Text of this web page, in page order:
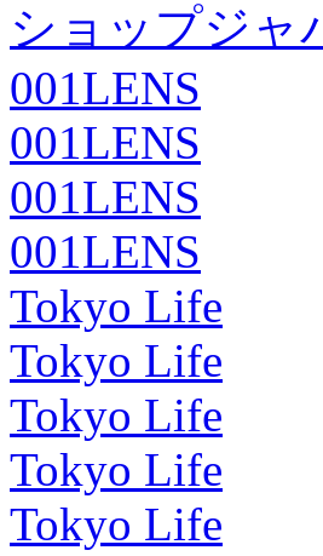
ショップジャ
001LENS
001LENS
001LENS
001LENS
Tokyo Life
Tokyo Life
Tokyo Life
Tokyo Life
Tokyo Life